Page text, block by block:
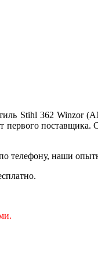
Stihl 362 Winzor
первого поставщика.
телефону, наши